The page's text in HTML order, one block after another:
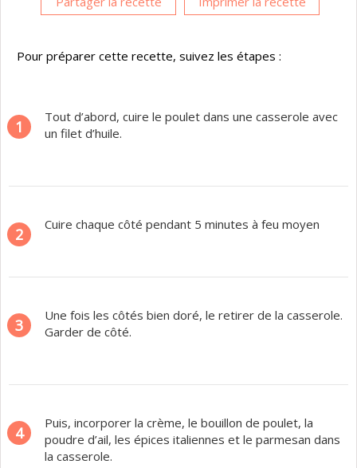
Pour préparer cette recette, suivez les étapes :
1
Tout d’abord, cuire le poulet dans une casserole avec
un filet d’huile.
2
Cuire chaque côté pendant 5 minutes à feu moyen
3
Une fois les côtés bien doré, le retirer de la casserole.
Garder de côté.
4
Puis, incorporer la crème, le bouillon de poulet, la
poudre d’ail, les épices italiennes et le parmesan dans
la casserole.